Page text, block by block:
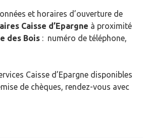
et horaires d’ouverture de
Caisse d’Epargne à proximité
des Bois : numéro de téléphone,
Caisse d’Epargne disponibles
de chèques, rendez-vous avec